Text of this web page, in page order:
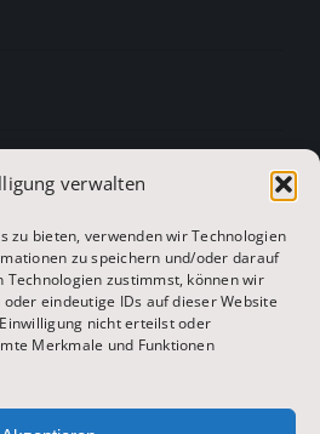
verwalten
zu bieten, verwenden wir Technologien
zu speichern und/oder darauf
Technologien zustimmst, können wir
eindeutige IDs auf dieser Website
nicht erteilst oder
Merkmale und Funktionen